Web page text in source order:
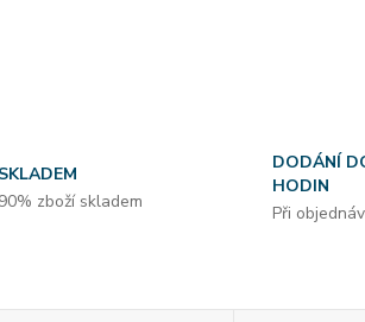
SKLADEM
90% zboží skladem
DODÁNÍ
HODIN
Při